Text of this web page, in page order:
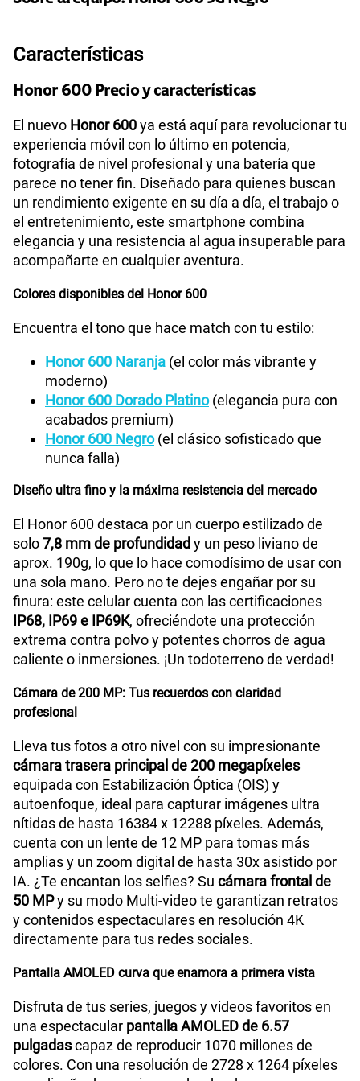
Paga solo
Paga solo 50% dto. x 12 meses
Paga solo
110GBen alta velocidad
S/69.90
Paga solo
175GB en alta velocidad
S/79.95
50% dto. x 12 meses
Paga solo
S/
Paga solo
S/ 289.90 S/144.95
Ver menos planes
Características
Honor 600 Precio y características
El nuevo Honor 600ya está aquí para revolucionar tu
experiencia móvil con lo último en potencia,
fotografía de nivel profesional y una batería que
parece no tener fin. Diseñado para quienes buscan
un rendimiento exigente en su día a día, el trabajo o
el entretenimiento, este smartphone combina
elegancia y una resistencia al agua insuperable para
acompañarte en cualquier aventura.
Colores disponibles del Honor 600
Encuentra el tono que hace match con tu estilo:
Honor 600 Naranja (el color más vibrante y
moderno)
Honor 600 Dorado Platino(elegancia pura con
acabados premium)
Honor 600 Negro(el clásico sofisticado que
nunca falla)
Diseño ultra fino y la máxima resistencia del mercado
El Honor 600 destaca por un cuerpo estilizado de
solo7,8 mm de profundidady un peso liviano de
aprox. 190g, lo que lo hace comodísimo de usar con
una sola mano. Pero no te dejes engañar por su
finura: este celular cuenta con las certificaciones
IP68, IP69 e IP69K, ofreciéndote una protección
extrema contra polvo y potentes chorros de agua
caliente o inmersiones. ¡Un todoterreno de verdad!
Cámara de 200 MP: Tus recuerdos con claridad
profesional
Lleva tus fotos a otro nivel con su impresionante
cámara trasera principal de 200 megapíxeles
equipada con Estabilización Óptica (OIS) y
autoenfoque, ideal para capturar imágenes ultra
nítidas de hasta 16384 x 12288 píxeles. Además,
cuenta con un lente de 12 MP para tomas más
amplias y un zoom digital de hasta 30x asistido por
IA. ¿Te encantan los selfies? Su cámara frontal de
50 MPy su modo Multi-video te garantizan retratos
y contenidos espectaculares en resolución 4K
directamente para tus redes sociales.
Pantalla AMOLED curva que enamora a primera vista
Disfruta de tus series, juegos y videos favoritos en
una espectacular pantalla AMOLED de 6.57
pulgadascapaz de reproducir 1070 millones de
colores. Con una resolución de 2728 x 1264 píxeles